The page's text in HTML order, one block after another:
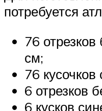
потребуется
76
см;
76
6 отрезков
6 кусков